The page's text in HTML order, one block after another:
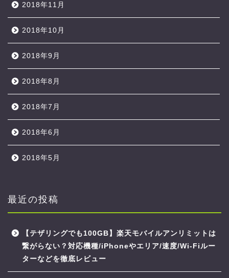
2018年11月
2018年10月
2018年9月
2018年8月
2018年7月
2018年6月
2018年5月
最近の投稿
【テザリングでも100GB】楽天モバイルアンリミットは
繋がらない？対応機種/iPhoneやエリア/速度/Wi-Fiルー
ターなどを徹底レビュー